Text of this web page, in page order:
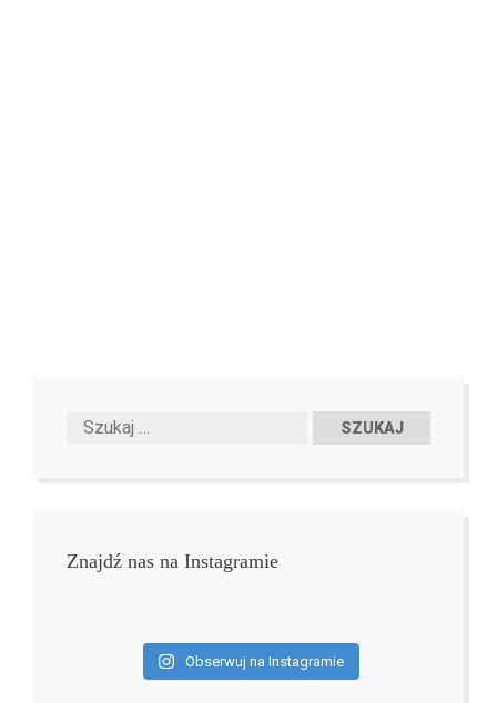
Znajdź nas na Instagramie
Obserwuj na Instagramie